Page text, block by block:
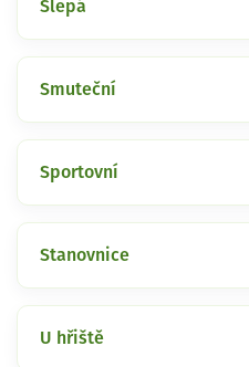
Slepá
Smuteční
Sportovní
Stanovnice
U hřiště